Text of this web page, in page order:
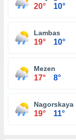
20° 10°
Lambas
19° 10°
Mezen
17° 8°
Nagorskaya
19° 11°